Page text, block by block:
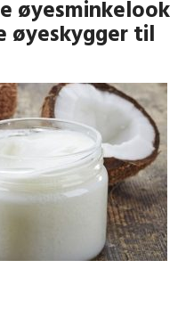
øyesminkelook
øyeskygger til